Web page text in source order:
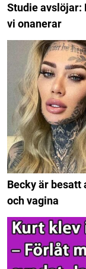
Studie avslöjar:
vi onanerar
Becky är besatt
och vagina